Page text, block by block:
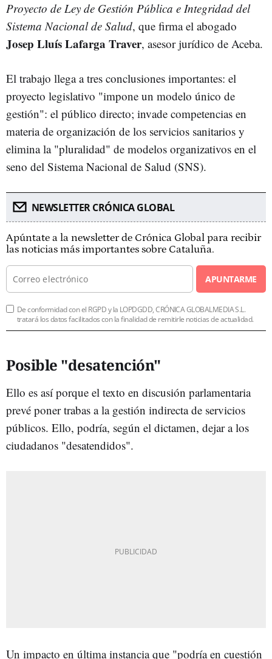
Proyecto de Ley de Gestión Pública e Integridad del
Sistema Nacional de Salud, que firma el abogado
Josep Lluís Lafarga Traver, asesor jurídico de Aceba.
El trabajo llega a tres conclusiones importantes: el
proyecto legislativo "impone un modelo único de
gestión": el público directo; invade competencias en
materia de organización de los servicios sanitarios y
elimina la "pluralidad" de modelos organizativos en el
seno del Sistema Nacional de Salud (SNS).
NEWSLETTER CRÓNICA GLOBAL
Apúntate a la newsletter de Crónica Global para recibir
las noticias más importantes sobre Cataluña.
APUNTARME
De conformidad con el RGPD y la LOPDGDD, CRÓNICA GLOBALMEDIA S.L.
tratará los datos facilitados con la finalidad de remitirle noticias de actualidad.
Posible "desatención"
Ello es así porque el texto en discusión parlamentaria
prevé poner trabas a la gestión indirecta de servicios
públicos. Ello, podría, según el dictamen, dejar a los
ciudadanos "desatendidos".
Un impacto en última instancia que "podría en cuestión